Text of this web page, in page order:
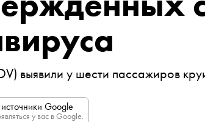
выявили у шести пассажиров
Google
у вас в Google.